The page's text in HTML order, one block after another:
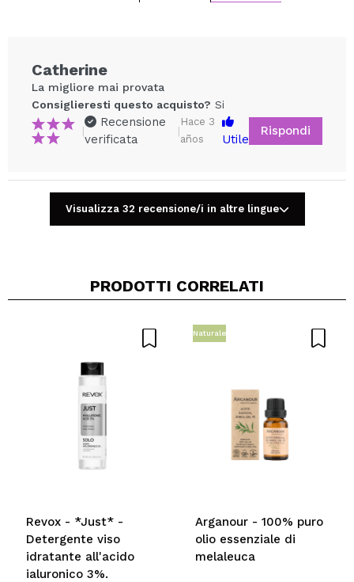
Condividi un video o una foto
Consiglieresti questo acquisto? Si
INVIA
Catherine
La migliore mai provata
Consiglieresti questo acquisto? Si
|
Recensione
verificata
|
Hace 3
años
Utile
Rispondi
Visualizza 32 recensione/i in altre lingue
PRODOTTI CORRELATI
Revox - *Just* -
Detergente viso
idratante all'acido
ialuronico 3%.
Naturale
Arganour - 100% puro
olio essenziale di
melaleuca